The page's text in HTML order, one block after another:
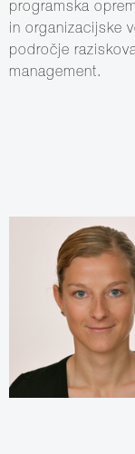
programska
in organizacijske
področje
management.